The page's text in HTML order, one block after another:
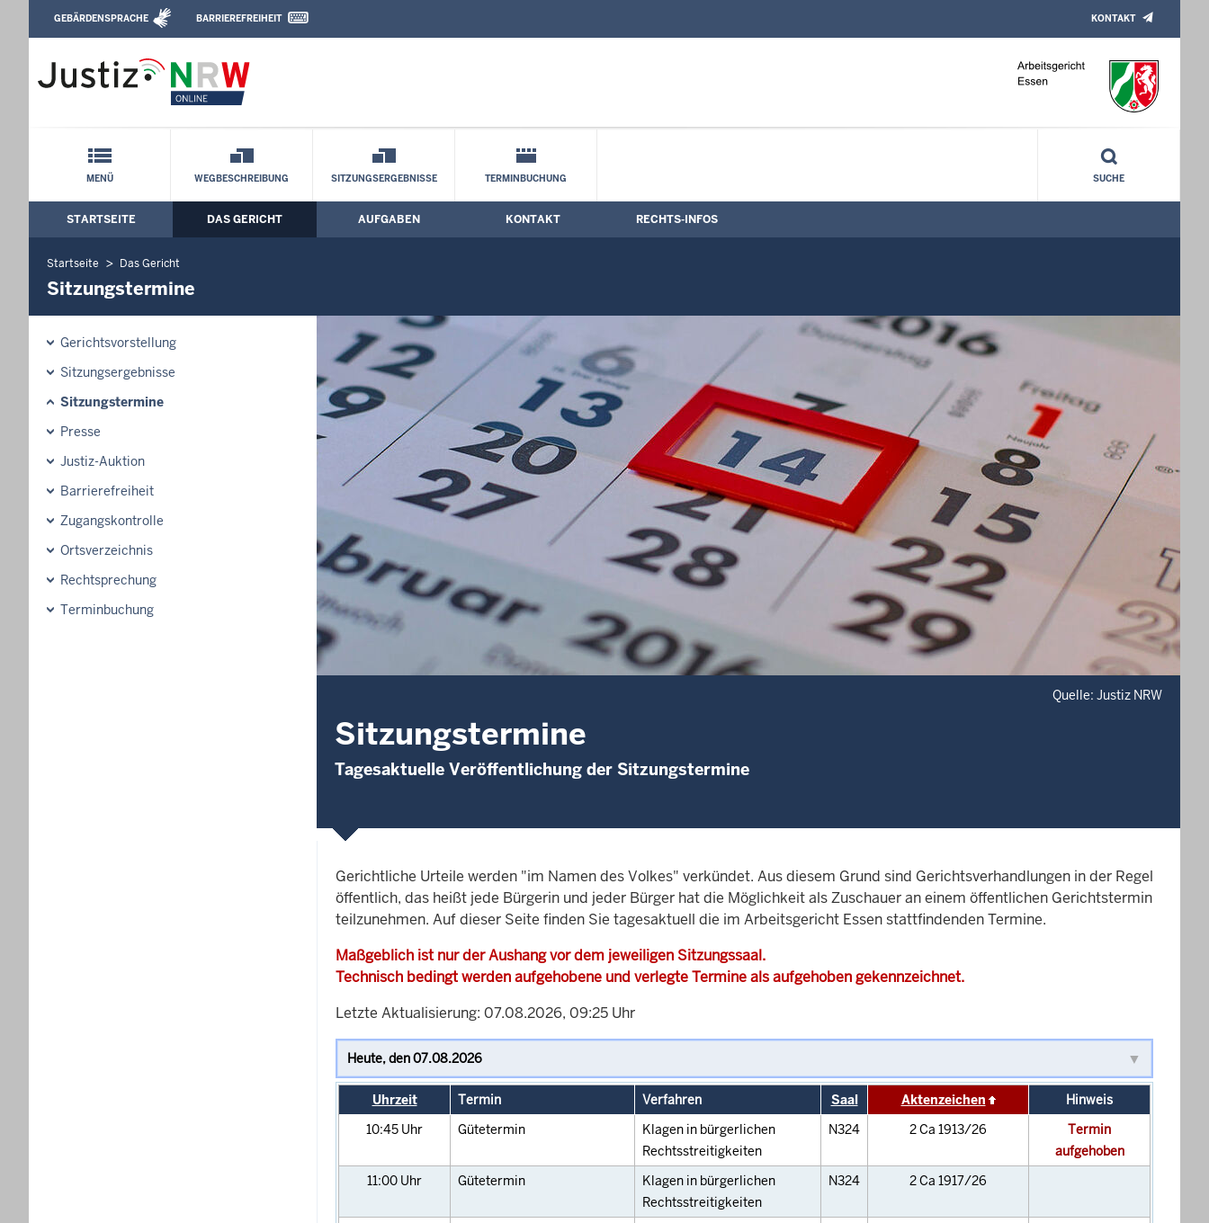
Arbeitsgericht Essen: Sitzungstermine
Direkt zum Inhalt
Leichte Sprache, Gebärdensprachenvideo und Kontaktformular
GEBÄRDENSPRACHE BARRIEREFREIHEIT KONTAKT
Schnellnavigation mit Volltext-Suche
MENÜ WEGBESCHREIBUNG SITZUNGSERGEBNISSE TERMINBUCHUNG SUCHE
Hauptmenü: Hauptnavigation
STARTSEITE DAS GERICHT AUFGABEN KONTAKT RECHTS-INFOS
Startseite Das Gericht
Sitzungstermine
Gerichtsvorstellung
Sitzungsergebnisse
Sitzungstermine
Presse
Justiz-Auktion
Barrierefreiheit
Zugangskontrolle
Ortsverzeichnis
Rechtsprechung
Terminbuchung
Quelle: Justiz NRW
Sitzungstermine
Tagesaktuelle Veröffentlichung der Sitzungstermine
Gerichtliche Urteile werden "im Namen des Volkes" verkündet. Aus diesem Grund sind Gerichtsverhandlungen in der Regel
öffentlich, das heißt jede Bürgerin und jeder Bürger hat die Möglichkeit als Zuschauer an einem öffentlichen Gerichtstermin
teilzunehmen. Auf dieser Seite finden Sie tagesaktuell die im Arbeitsgericht Essen stattfindenden Termine.
Maßgeblich ist nur der Aushang vor dem jeweiligen Sitzungssaal.
Technisch bedingt werden aufgehobene und verlegte Termine als aufgehoben gekennzeichnet.
Letzte Aktualisierung: 07.08.2026, 09:25 Uhr
Uhrzeit Termin Verfahren Saal Aktenzeichen
Hinweis
10:45 Uhr Gütetermin
Klagen in bürgerlichen
Rechtsstreitigkeiten
N324 2 Ca 1913/26
Termin
aufgehoben
11:00 Uhr Gütetermin
Klagen in bürgerlichen
Rechtsstreitigkeiten
N324 2 Ca 1917/26